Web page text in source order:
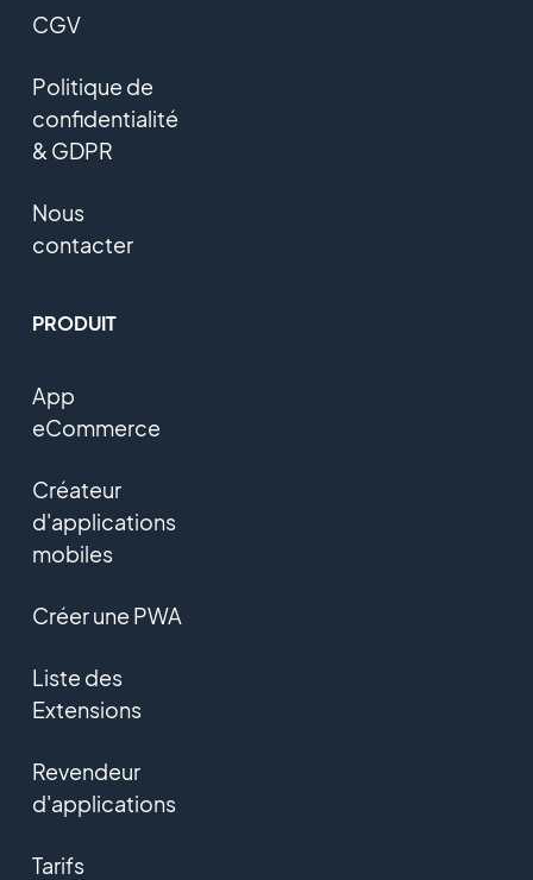
CGV
Politique de
confidentialité
& GDPR
Nous
contacter
PRODUIT
App
eCommerce
Créateur
d'applications
mobiles
Créer une PWA
Liste des
Extensions
Revendeur
d'applications
Tarifs